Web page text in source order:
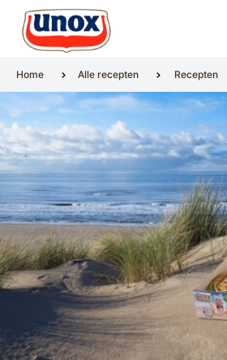
Home Alle recepten Recepten